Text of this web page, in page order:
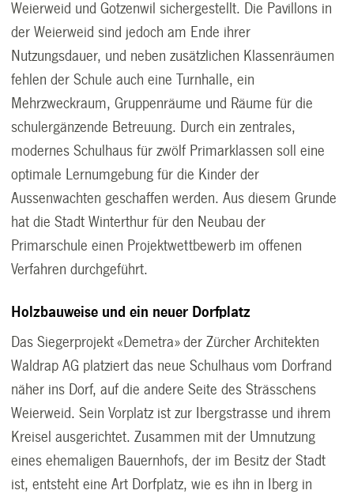
Weierweid und Gotzenwil sichergestellt. Die Pavillons in
der Weierweid sind jedoch am Ende ihrer
Nutzungsdauer, und neben zusätzlichen Klassenräumen
fehlen der Schule auch eine Turnhalle, ein
Mehrzweckraum, Gruppenräume und Räume für die
schulergänzende Betreuung. Durch ein zentrales,
modernes Schulhaus für zwölf Primarklassen soll eine
optimale Lernumgebung für die Kinder der
Aussenwachten geschaffen werden. Aus diesem Grunde
hat die Stadt Winterthur für den Neubau der
Primarschule einen Projektwettbewerb im offenen
Verfahren durchgeführt.
Holzbauweise und ein neuer Dorfplatz
Das Siegerprojekt «Demetra» der Zürcher Architekten
Waldrap AG platziert das neue Schulhaus vom Dorfrand
näher ins Dorf, auf die andere Seite des Strässchens
Weierweid. Sein Vorplatz ist zur Ibergstrasse und ihrem
Kreisel ausgerichtet. Zusammen mit der Umnutzung
eines ehemaligen Bauernhofs, der im Besitz der Stadt
ist, entsteht eine Art Dorfplatz, wie es ihn in Iberg in